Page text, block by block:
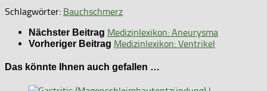
Schlagwörter: Bauchschmerz
Nächster Beitrag Medizinlexikon: Aneurysma
Vorheriger Beitrag Medizinlexikon: Ventrikel
Das könnte Ihnen auch gefallen …